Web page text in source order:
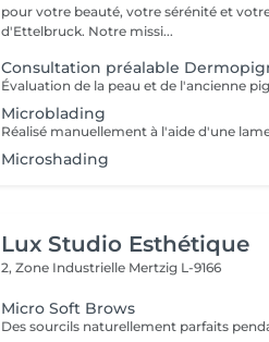
pour votre beauté, votre sérénité et
d'Ettelbruck. Notre missi...
Consultation préalable
Microblading
Microshading
Lux Studio Esthétique
2, Zone Industrielle Mertzig L-9166
Micro Soft Brows